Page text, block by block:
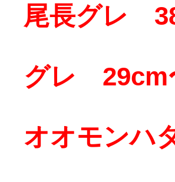
尾長グレ
グレ 29cm
オオモンハ